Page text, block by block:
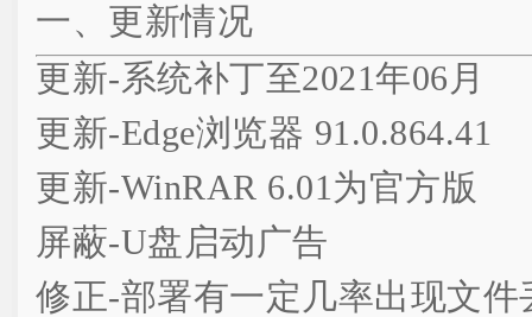
一、更新情况
更新-系统补丁至2021年06月
更新-Edge浏览器 91.0.864.41
更新-WinRAR 6.01为官方版
屏蔽-U盘启动广告
修正-部署有一定几率出现文件